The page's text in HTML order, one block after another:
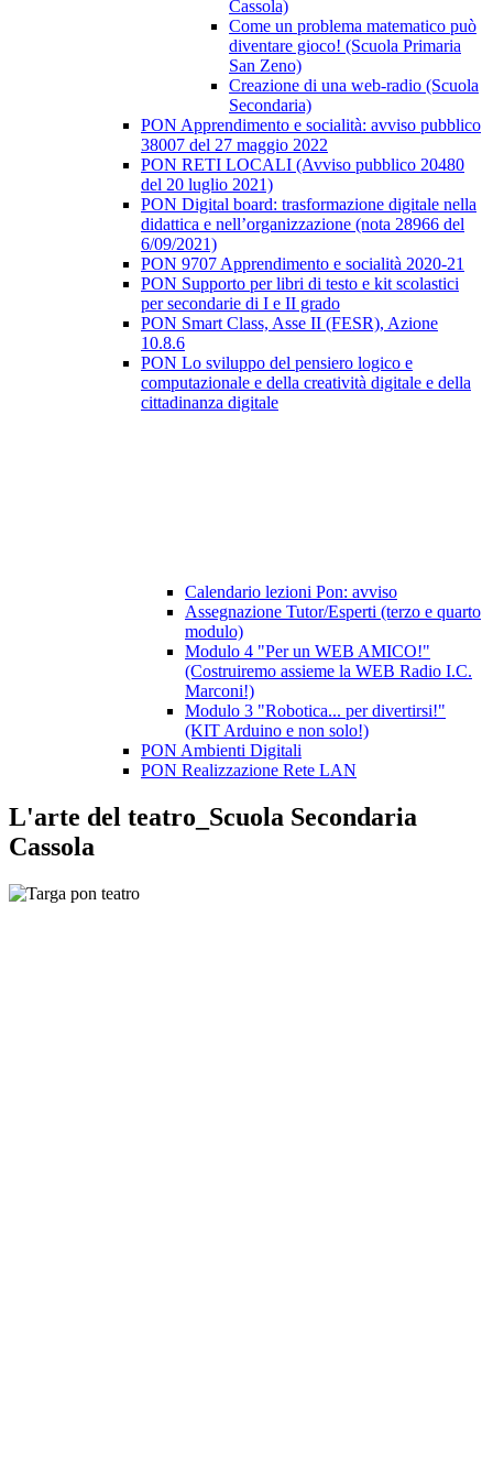
Cassola)
Come un problema matematico può
diventare gioco! (Scuola Primaria
San Zeno)
Creazione di una web-radio (Scuola
Secondaria)
PON Apprendimento e socialità: avviso pubblico
38007 del 27 maggio 2022
PON RETI LOCALI (Avviso pubblico 20480
del 20 luglio 2021)
PON Digital board: trasformazione digitale nella
didattica e nell’organizzazione (nota 28966 del
6/09/2021)
PON 9707 Apprendimento e socialità 2020-21
PON Supporto per libri di testo e kit scolastici
per secondarie di I e II grado
PON Smart Class, Asse II (FESR), Azione
10.8.6
PON Lo sviluppo del pensiero logico e
computazionale e della creatività digitale e della
cittadinanza digitale
Calendario lezioni Pon: avviso
Assegnazione Tutor/Esperti (terzo e quarto
modulo)
Modulo 4 "Per un WEB AMICO!"
(Costruiremo assieme la WEB Radio I.C.
Marconi!)
Modulo 3 "Robotica... per divertirsi!"
(KIT Arduino e non solo!)
PON Ambienti Digitali
PON Realizzazione Rete LAN
L'arte del teatro_Scuola Secondaria
Cassola